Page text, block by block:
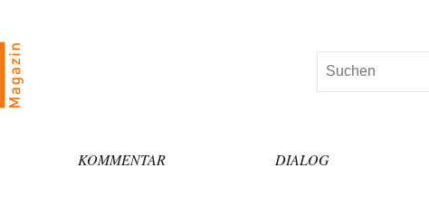
Suchen
KOMMENTAR DIALOG